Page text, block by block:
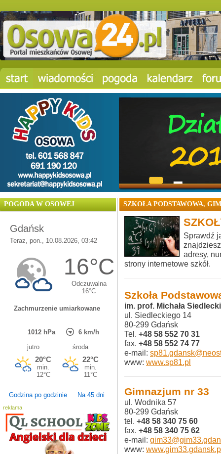
POGODA W OSOWEJ
Godzina po godzinie Na 45 dni
reklama
SZKOŁA PODSTAWOWA,
Sprawdź
adresy,
strony internetowe szkół.
Szkoła
im. prof. Michała
ul. Siedleckiego 14
80-299 Gdańsk
Tel. +48 58 552 70 31
fax. +48 58 552 74 77
e-mail:
www: www.sp81.pl
Gimnazjum nr 33
ul. Wodnika 57
80-299 Gdańsk
tel. +48 58 340 75 60
fax. +48 58 340 75 62
e-mail:
www: